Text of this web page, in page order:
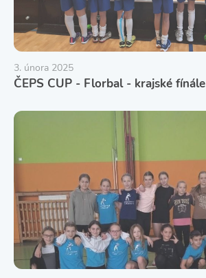
3. února 2025
ČEPS CUP - Florbal - krajské fínále